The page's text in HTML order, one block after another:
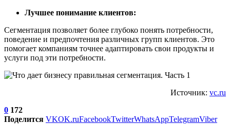
Лучшее понимание клиентов:
Сегментация позволяет более глубоко понять потребности,
поведение и предпочтения различных групп клиентов. Это
помогает компаниям точнее адаптировать свои продукты и
услуги под эти потребности.
Источник: vc.ru
0 172
Поделится VKOK.ruFacebookTwitterWhatsAppTelegramViber